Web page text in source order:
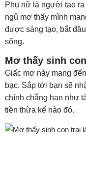
Phụ nữ là người tạo
ngủ mơ thấy mình
được sáng tạo, bắt
sống.
Mơ thấy sinh
Giấc mơ này mang
bạc. Sắp tới bạn sẽ
chính chẳng hạn như
tiền thừa kế nào đó.